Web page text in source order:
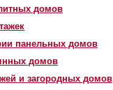
домов
панельных домов
домов
и загородных домов